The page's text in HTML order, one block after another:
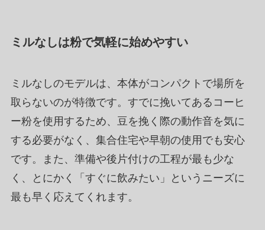
ミルなしは粉で気軽に始めやすい
ミルなしのモデルは、本体がコンパクトで場所を
取らないのが特徴です。すでに挽いてあるコーヒ
ー粉を使用するため、豆を挽く際の動作音を気に
する必要がなく、集合住宅や早朝の使用でも安心
です。また、準備や後片付けの工程が最も少な
く、とにかく「すぐに飲みたい」というニーズに
最も早く応えてくれます。